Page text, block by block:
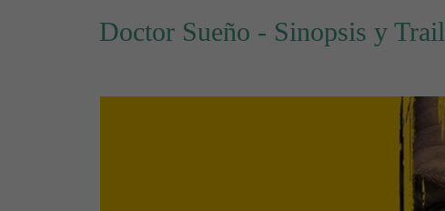
Doctor Sueño - Sinopsis y